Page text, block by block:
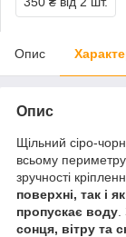
Опис
Опис
Щільний сіро-
всьому периметру
зручності
поверхні, так і
пропускає воду
сонця, вітру та